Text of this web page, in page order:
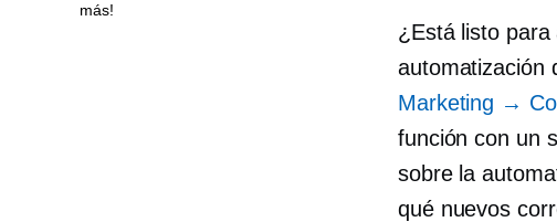
¿Está listo
automatización
Marketing →
función con un
sobre la
qué nuevos
más!